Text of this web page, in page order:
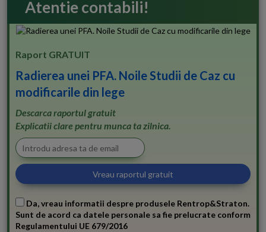
Atentie contabili!
Raport GRATUIT
Radierea unei PFA. Noile Studii de Caz cu
modificarile din lege
Descarca raportul gratuit
Explicatii clare pentru munca ta zilnica.
Da, vreau informatii despre produsele Rentrop&Straton.
Sunt de acord ca datele personale sa fie prelucrate conform
Regulamentului UE 679/2016